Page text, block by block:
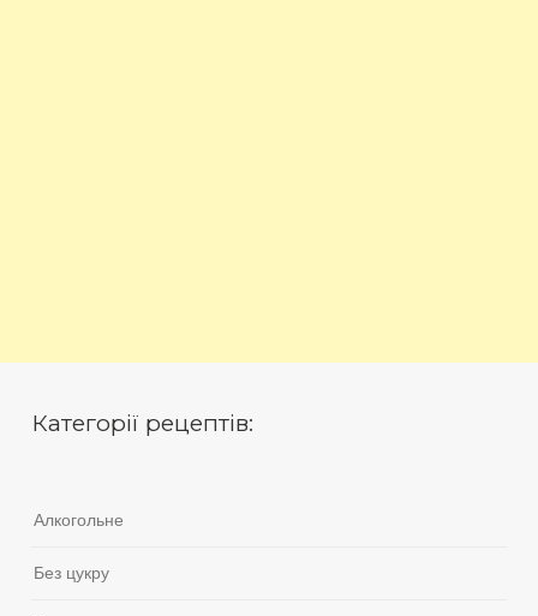
Категорії рецептів:
Алкогольне
Без цукру